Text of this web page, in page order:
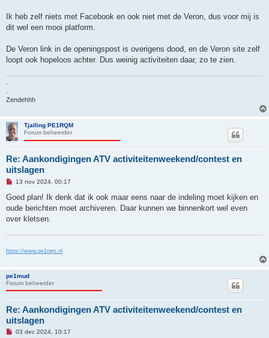
Ik heb zelf niets met Facebook en ook niet met de Veron, dus voor mij is
dit wel een mooi platform.
De Veron link in de openingspost is overigens dood, en de Veron site zelf
loopt ook hopeloos achter. Dus weinig activiteiten daar, zo te zien.
.
.
Zendehhh
Tjalling PE1RQM
Forum beheerder
Re: Aankondigingen ATV activiteitenweekend/contest en
uitslagen
O
g
l
e
e
c
h
t
13 nov 2024, 00:17
Goed plan! Ik denk dat ik ook maar eens naar de indeling moet kijken en
oude berichten moet archiveren. Daar kunnen we binnenkort wel even
over kletsen.
https://www.pe1rqm.nl
pe1mud
Forum beheerder
Re: Aankondigingen ATV activiteitenweekend/contest en
uitslagen
O03 dec 2024, 10:17